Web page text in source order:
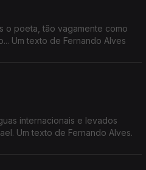
o poeta, tão vagamente como
Um texto de Fernando Alves
internacionais e levados
Um texto de Fernando Alves.